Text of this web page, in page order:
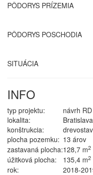
PÔDORYS PRÍZEMIA
PÔDORYS POSCHODIA
SITUÁCIA
INFO
typ projektu:
návrh
lokalita:
konštrukcia:
plocha pozemku: 13 árov
zastavaná plocha:128,7 m2
úžitková plocha: 135,4 m2
rok: 2018-